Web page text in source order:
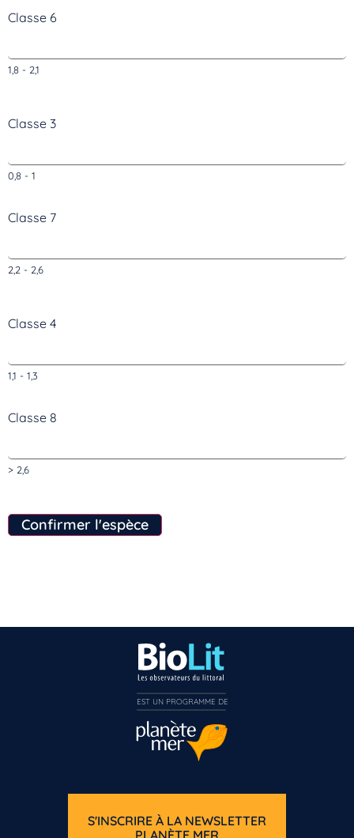
Classe 6
1,8 - 2,1
Classe 3
0,8 - 1
Classe 7
2,2 - 2,6
Classe 4
1,1 - 1,3
Classe 8
> 2,6
Confirmer l'espèce
S'INSCRIRE À LA NEWSLETTER
PLANÈTE MER
Inscrivez-vous dès maintenant